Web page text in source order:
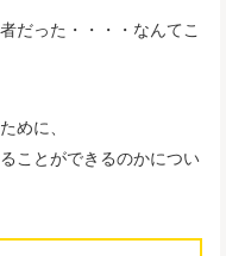
だった・・・・なんてこ
めに、
ことができるのかについ